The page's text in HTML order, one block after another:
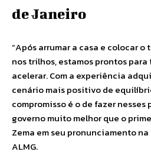
de Janeiro
“Após arrumar a casa e colocar o
nos trilhos, estamos prontos
acelerar. Com a experiência
cenário mais positivo de
compromisso é o de fazer nesses
governo muito melhor que o
Zema em seu pronunciamento
ALMG.